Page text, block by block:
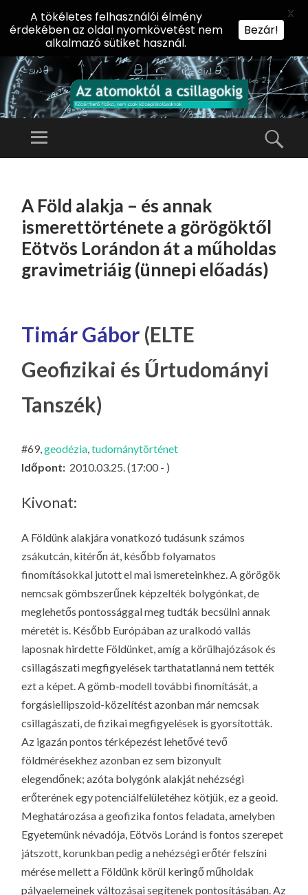
AZ
KT
Ó
L
A
CS
G
KI
Előadássorozat
Természettudományi
Kar Fizikai
Intézetében
Menü
TARTALOMHOZ
A Föld alakja – és annak
ismerettörténete a görögöktől
Eötvös Lorándon át a műholdas
gravimetriáig (ünnepi előadás)
Timár Gábor (ELTE
Geofizikai és Űrtudományi
Tanszék)
#69,geodézia,tudománytörténet
Időpont: 2010.03.25. (17:00 - )
Kivonat:
A Földünk alakjára vonatkozó tudásunk számos
zsákutcán, kitérőn át, később folyamatos
finomításokkal jutott el mai ismereteinkhez. A görögök
nemcsak gömbszerűnek képzelték bolygónkat, de
meglehetős pontossággal meg tudták becsülni annak
méretét is. Később Európában az uralkodó vallás
laposnak hirdette Földünket, amíg a körülhajózások és
csillagászati megfigyelések tarthatatlanná nem tették
ezt a képet. A gömb-modell további finomítását, a
forgásiellipszoid-közelítést azonban már nemcsak
csillagászati, de fizikai megfigyelések is gyorsították.
Az igazán pontos térképezést lehetővé tevő
földmérésekhez azonban ez sem bizonyult
elegendőnek; azóta bolygónk alakját nehézségi
erőterének egy potenciálfelületéhez kötjük, ez a geoid.
Meghatározása a geofizika fontos feladata, amelyben
Egyetemünk névadója, Eötvös Loránd is fontos szerepet
játszott, korunkban pedig a nehézségi erőtér felszíni
mérése mellett a Földünk körül keringő műholdak
pályaelemeinek változásai segítenek pontosításában. Az
A tökéletes felhasználói élmény
érdekében az oldal nyomkövetést nem
alkalmazó sütiket használ.
Bezár!
X